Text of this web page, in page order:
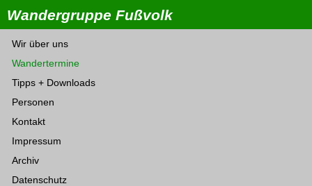
Wandergruppe Fußvolk
Wir über uns
Wandertermine
Tipps + Downloads
Personen
Kontakt
Impressum
Archiv
Datenschutz